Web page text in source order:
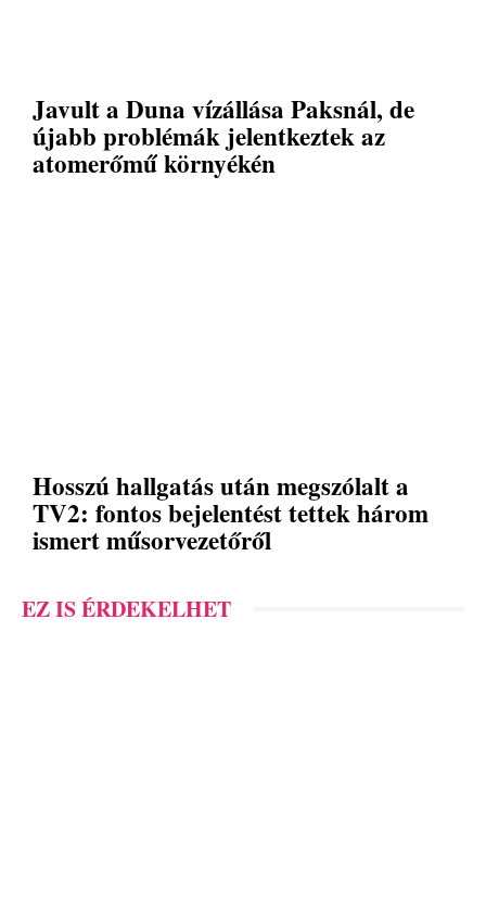
Javult a Duna vízállása Paksnál, de
újabb problémák jelentkeztek az
atomerőmű környékén
Hosszú hallgatás után megszólalt a
TV2: fontos bejelentést tettek három
ismert műsorvezetőről
EZ IS ÉRDEKELHET